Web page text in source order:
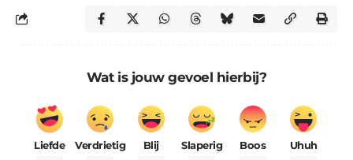
Wat is jouw gevoel hierbij?
Liefde Verdrietig Blij Slaperig Boos Uhuh